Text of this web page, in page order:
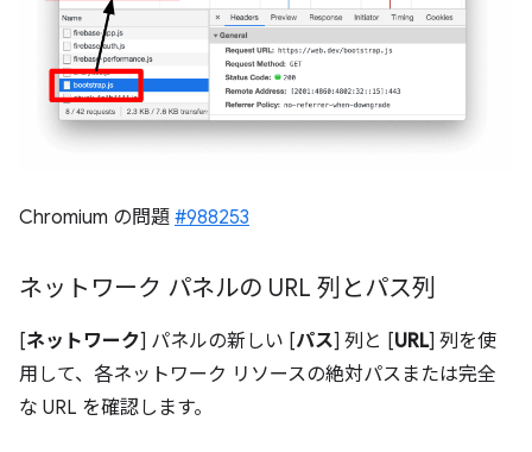
Chromium の問題 #988253
ネットワーク パネルの URL 列とパス列
[ネットワーク] パネルの新しい [パス] 列と [URL] 列を使
用して、各ネットワーク リソースの絶対パスまたは完全
な URL を確認します。